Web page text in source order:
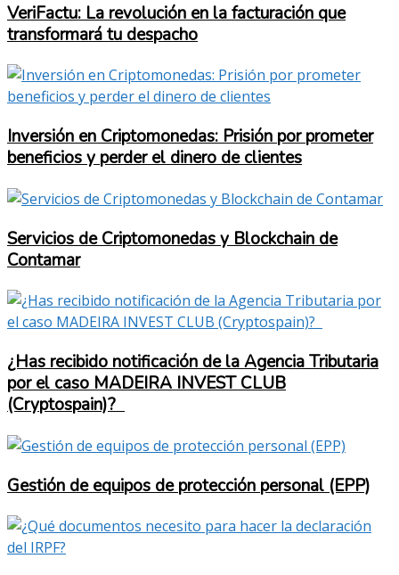
VeriFactu: La revolución en la facturación que
transformará tu despacho
Inversión en Criptomonedas: Prisión por prometer
beneficios y perder el dinero de clientes
Servicios de Criptomonedas y Blockchain de
Contamar
¿Has recibido notificación de la Agencia Tributaria
por el caso MADEIRA INVEST CLUB
(Cryptospain)?
Gestión de equipos de protección personal (EPP)